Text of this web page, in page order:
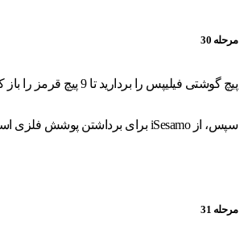
مرحله 30
پیچ گوشتی فیلیپس را بردارید تا 9 پیچ قرمز را باز کنید.
سپس، از iSesamo برای برداشتن پوشش فلزی استفاده کنید.
مرحله 31